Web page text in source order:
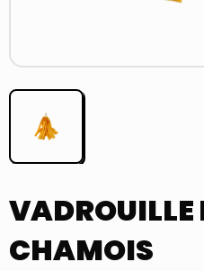
VADROUILLE
CHAMOIS